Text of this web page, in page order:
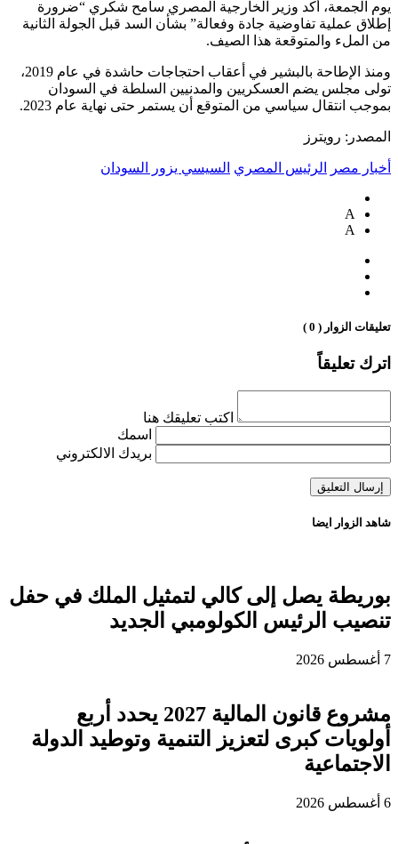
يوم الجمعة، أكد وزير الخارجية المصري سامح شكري “ضرورة
إطلاق عملية تفاوضية جادة وفعالة” بشأن السد قبل الجولة الثانية
من الملء والمتوقعة هذا الصيف.
ومنذ الإطاحة بالبشير في أعقاب احتجاجات حاشدة في عام 2019،
تولى مجلس يضم العسكريين والمدنيين السلطة في السودان
بموجب انتقال سياسي من المتوقع أن يستمر حتى نهاية عام 2023.
المصدر: رويترز
أخبار مصر الرئيس المصري السيسي يزور السودان
A
A
تعليقات الزوار ( 0 )
اترك تعليقاً
اكتب تعليقك هنا
اسمك
بريدك الالكتروني
شاهد الزوار ايضا
بوريطة يصل إلى كالي لتمثيل الملك في حفل
تنصيب الرئيس الكولومبي الجديد
7 أغسطس 2026
مشروع قانون المالية 2027 يحدد أربع
أولويات كبرى لتعزيز التنمية وتوطيد الدولة
الاجتماعية
6 أغسطس 2026